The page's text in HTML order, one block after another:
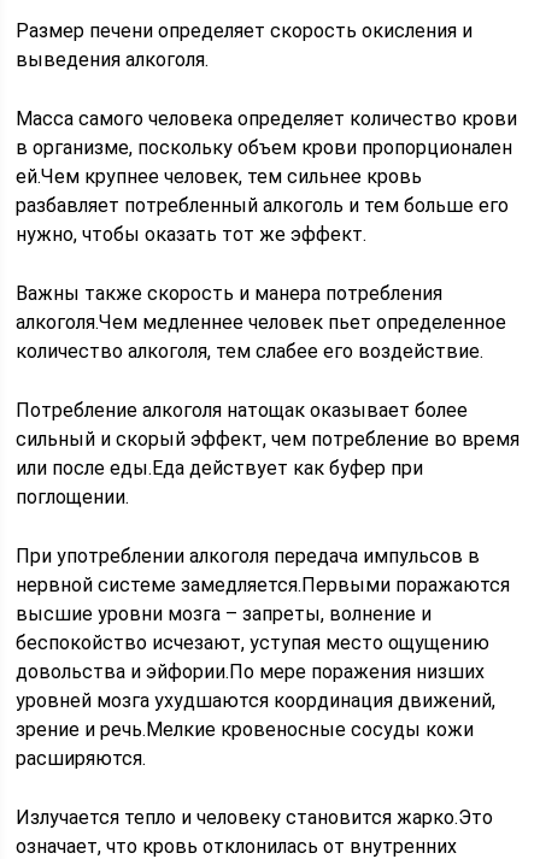
Размер печени определяет скорость окисления и
выведения алкоголя.
Масса самого человека определяет количество крови
в организме, поскольку объем крови пропорционален
ей.Чем крупнее человек, тем сильнее кровь
разбавляет потребленный алкоголь и тем больше его
нужно, чтобы оказать тот же эффект.
Важны также скорость и манера потребления
алкоголя.Чем медленнее человек пьет определенное
количество алкоголя, тем слабее его воздействие.
Потребление алкоголя натощак оказывает более
сильный и скорый эффект, чем потребление во время
или после еды.Еда действует как буфер при
поглощении.
При употреблении алкоголя передача импульсов в
нервной системе замедляется.Первыми поражаются
высшие уровни мозга – запреты, волнение и
беспокойство исчезают, уступая место ощущению
довольства и эйфории.По мере поражения низших
уровней мозга ухудшаются координация движений,
зрение и речь.Мелкие кровеносные сосуды кожи
расширяются.
Излучается тепло и человеку становится жарко.Это
означает, что кровь отклонилась от внутренних